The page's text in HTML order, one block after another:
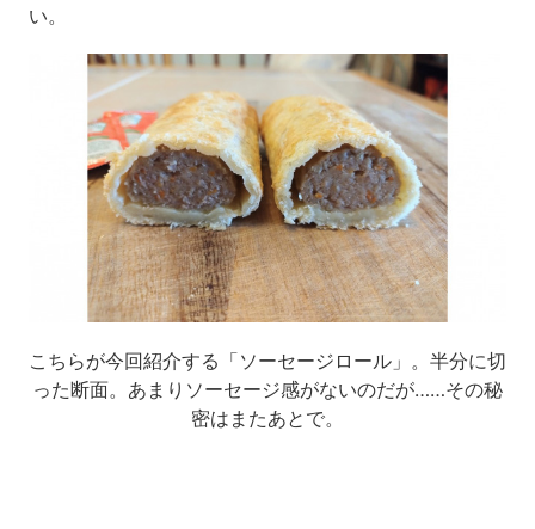
い。
こちらが今回紹介する「ソーセージロール」。半分に切
った断面。あまりソーセージ感がないのだが……その秘
密はまたあとで。